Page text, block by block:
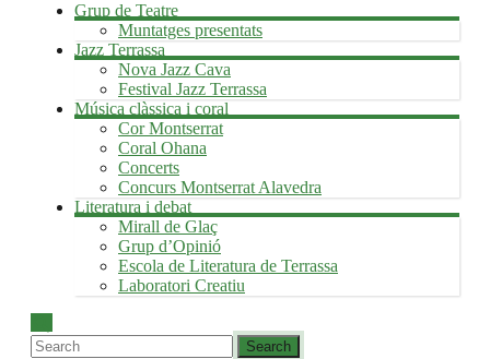
Grup de Teatre
Muntatges presentats
Jazz Terrassa
Nova Jazz Cava
Festival Jazz Terrassa
Música clàssica i coral
Cor Montserrat
Coral Ohana
Concerts
Concurs Montserrat Alavedra
Literatura i debat
Mirall de Glaç
Grup d’Opinió
Escola de Literatura de Terrassa
Laboratori Creatiu